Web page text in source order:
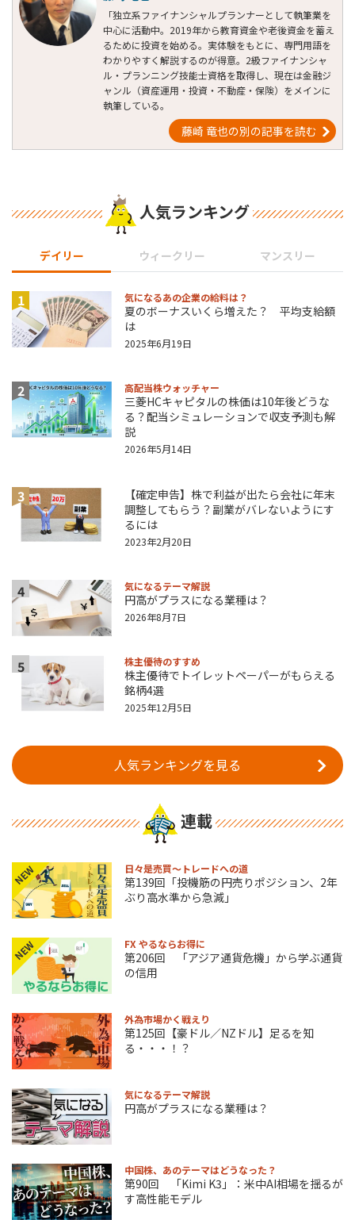
「独立系ファイナンシャルプランナーとして執筆業を
中心に活動中。2019年から教育資金や老後資金を蓄え
るために投資を始める。実体験をもとに、専門用語を
わかりやすく解説するのが得意。2級ファイナンシャ
ル・プランニング技能士資格を取得し、現在は金融ジ
ャンル（資産運用・投資・不動産・保険）をメインに
執筆している。
藤崎 竜也の別の記事を読む
人気ランキング
デイリー ウィークリー マンスリー
1 気になるあの企業の給料は？
夏のボーナスいくら増えた？ 平均支給額
は
2025年6月19日
2 高配当株ウォッチャー
三菱HCキャピタルの株価は10年後どうな
る？配当シミュレーションで収支予測も解
説
2026年5月14日
3
【確定申告】株で利益が出たら会社に年末
調整してもらう？副業がバレないようにす
るには
2023年2月20日
4 気になるテーマ解説
円高がプラスになる業種は？
2026年8月7日
5 株主優待のすすめ
株主優待でトイレットペーパーがもらえる
銘柄4選
2025年12月5日
人気ランキングを見る
連載
NEW 日々是売買～トレードへの道
第139回「投機筋の円売りポジション、2年
ぶり高水準から急減」
NEW FX やるならお得に
第206回 「アジア通貨危機」から学ぶ通貨
の信用
外為市場かく戦えり
第125回【豪ドル／NZドル】足るを知
る・・・！？
気になるテーマ解説
円高がプラスになる業種は？
中国株、あのテーマはどうなった？
第90回 「Kimi K3」：米中AI相場を揺るが
す高性能モデル